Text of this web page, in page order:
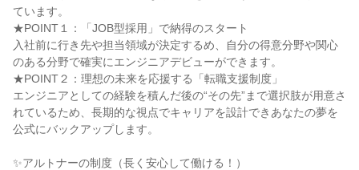
ています。
★POINT１：「JOB型採用」で納得のスタート
入社前に行き先や担当領域が決定するめ、自分の得意分野や関心
のある分野で確実にエンジニアデビューができます。
★POINT２：理想の未来を応援する「転職支援制度」
エンジニアとしての経験を積んだ後の“その先”まで選択肢が用意さ
れているため、長期的な視点でキャリアを設計できあなたの夢を
公式にバックアップします。
✨アルトナーの制度（長く安心して働ける！）